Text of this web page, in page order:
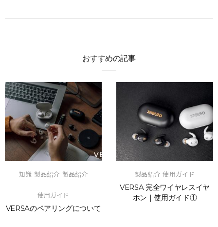
おすすめの記事
知識 製品紹介 製品紹介
使用ガイド
VERSAのペアリングについて
製品紹介 使用ガイド
VERSA 完全ワイヤレスイヤ
ホン｜使用ガイド①